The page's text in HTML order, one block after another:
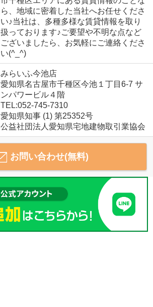
ら、地域に密着した当社へお任せくださ
い♪当社は、多種多様な賃貸情報を取り
扱っております♪ご要望や不明な点など
ございましたら、お気軽にご連絡くださ
い(^_^)
みらいふ今池店
愛知県名古屋市千種区今池１丁目6-7 サ
ンパワービル４階
TEL:052-745-7310
愛知県知事 (1) 第25352号
公益社団法人愛知県宅地建物取引業協会
お問い合わせ(無料)